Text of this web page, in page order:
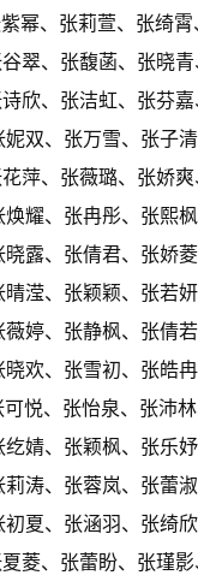
幂、张莉萱、张绮
翠、张馥菡、张晓
欣、张洁虹、张芬
双、张万雪、张子
萍、张薇璐、张娇
耀、张冉彤、张熙
露、张倩君、张娇
滢、张颖颖、张若
婷、张静枫、张倩
欢、张雪初、张皓
悦、张怡泉、张沛
婧、张颖枫、张乐
涛、张蓉岚、张蕾
夏、张涵羽、张绮
菱、张蕾盼、张瑾